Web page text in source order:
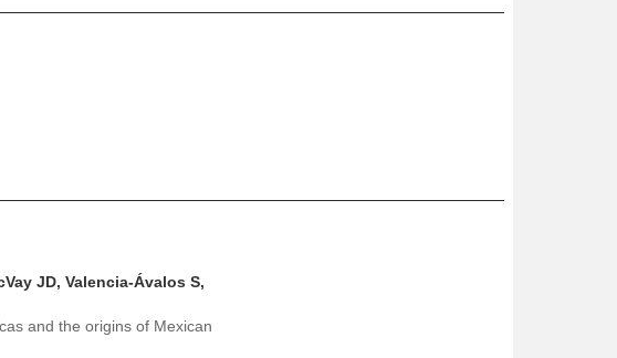
JD, Valencia-Ávalos S,
and the origins of Mexican